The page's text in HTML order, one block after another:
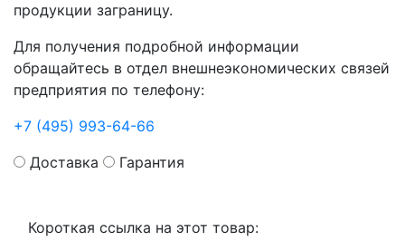
продукции заграницу.
Для получения подробной информации
обращайтесь в отдел внешнеэкономических связей
предприятия по телефону:
+7 (495) 993-64-66
Доставка
Гарантия
Короткая ссылка на этот товар: